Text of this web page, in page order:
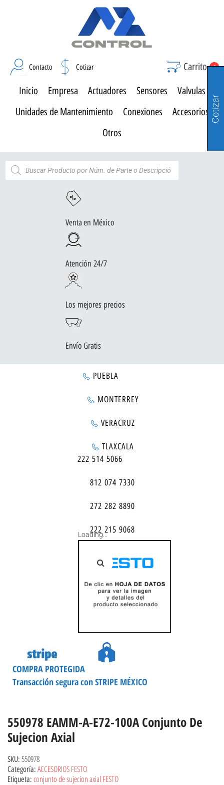
Contacto Cotizar Carrito 0
Inicio Empresa Actuadores Sensores
Valvulas
Unidades de Mantenimiento
Conexiones
Accesorios
Otros
Venta en México
Atención 24/7
Los mejores precios
Envío Gratis
PUEBLA
MONTERREY
VERACRUZ
TLAXCALA
222 514 5066
812 074 7330
272 282 8890
222 215 9068
Loading...
Transacción segura con STRIPE MÉXICO
COMPRA PROTEGIDA
550978 EAMM-A-E72-100A Conjunto De
Sujecion Axial
SKU: 550978
Categoría: ACCESORIOS FESTO
Etiqueta: conjunto de sujecion axial FESTO
Cotizar